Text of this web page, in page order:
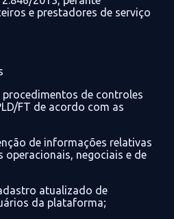
e prestadores de serviço
procedimentos de controles
FT de acordo com as
de informações relativas
operacionais, negociais e de
atualizado de
da plataforma;